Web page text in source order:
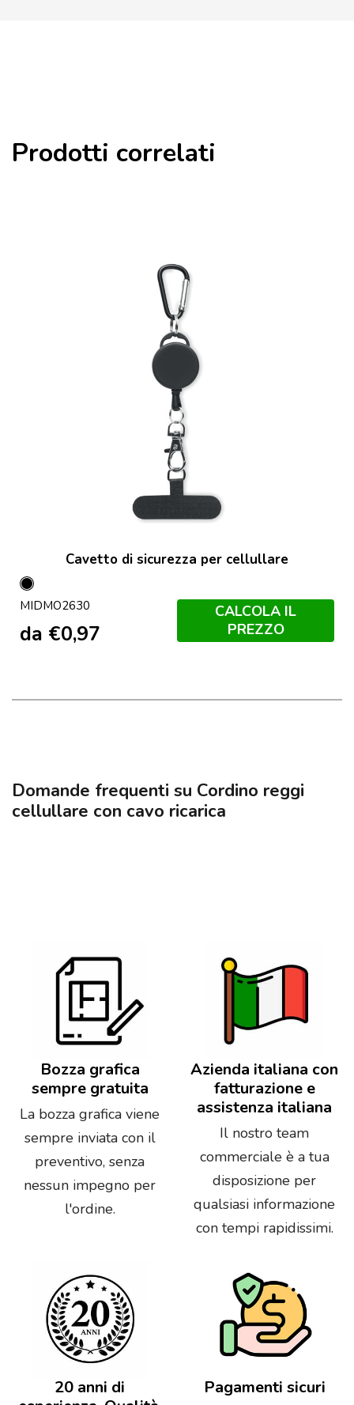
Prodotti correlati
Cavetto di sicurezza per cellullare
Nero
MIDMO2630
da €0,97
CALCOLA IL
PREZZO
Domande frequenti su Cordino reggi
cellullare con cavo ricarica
Bozza grafica
sempre gratuita
La bozza grafica viene
sempre inviata con il
preventivo, senza
nessun impegno per
l'ordine.
Azienda italiana con
fatturazione e
assistenza italiana
Il nostro team
commerciale è a tua
disposizione per
qualsiasi informazione
con tempi rapidissimi.
20 anni di
Pagamenti sicuri